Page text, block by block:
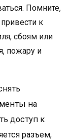
Помните,
к
сбоям или
пожару и
на
доступ к
разъем,